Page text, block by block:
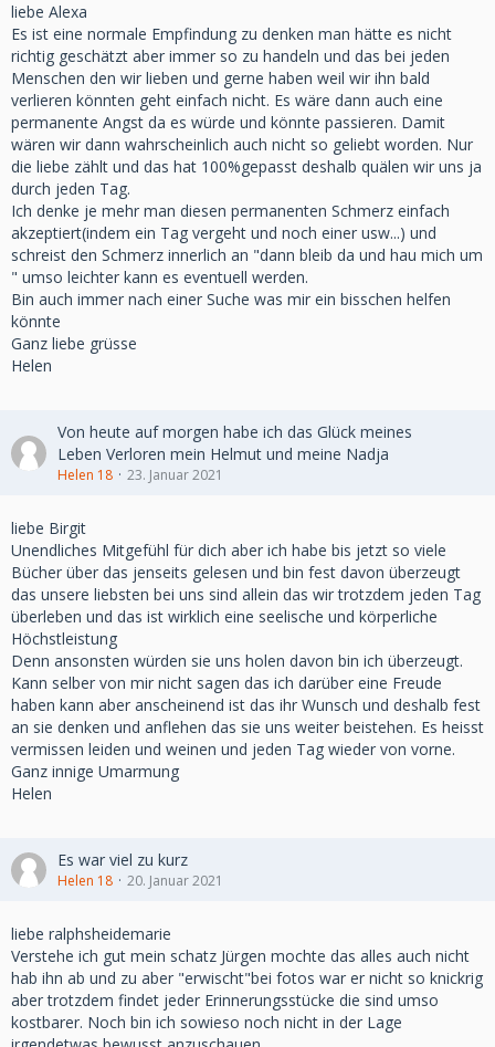
liebe Alexa
Es ist eine normale Empfindung zu denken man hätte es nicht
richtig geschätzt aber immer so zu handeln und das bei jeden
Menschen den wir lieben und gerne haben weil wir ihn bald
verlieren könnten geht einfach nicht. Es wäre dann auch eine
permanente Angst da es würde und könnte passieren. Damit
wären wir dann wahrscheinlich auch nicht so geliebt worden. Nur
die liebe zählt und das hat 100%gepasst deshalb quälen wir uns ja
durch jeden Tag.
Ich denke je mehr man diesen permanenten Schmerz einfach
akzeptiert(indem ein Tag vergeht und noch einer usw...) und
schreist den Schmerz innerlich an "dann bleib da und hau mich um
" umso leichter kann es eventuell werden.
Bin auch immer nach einer Suche was mir ein bisschen helfen
könnte
Ganz liebe grüsse
Helen
Von heute auf morgen habe ich das Glück meines
Leben Verloren mein Helmut und meine Nadja
Helen 18 23. Januar 2021
liebe Birgit
Unendliches Mitgefühl für dich aber ich habe bis jetzt so viele
Bücher über das jenseits gelesen und bin fest davon überzeugt
das unsere liebsten bei uns sind allein das wir trotzdem jeden Tag
überleben und das ist wirklich eine seelische und körperliche
Höchstleistung
Denn ansonsten würden sie uns holen davon bin ich überzeugt.
Kann selber von mir nicht sagen das ich darüber eine Freude
haben kann aber anscheinend ist das ihr Wunsch und deshalb fest
an sie denken und anflehen das sie uns weiter beistehen. Es heisst
vermissen leiden und weinen und jeden Tag wieder von vorne.
Ganz innige Umarmung
Helen
Es war viel zu kurz
Helen 18 20. Januar 2021
liebe ralphsheidemarie
Verstehe ich gut mein schatz Jürgen mochte das alles auch nicht
hab ihn ab und zu aber "erwischt"bei fotos war er nicht so knickrig
aber trotzdem findet jeder Erinnerungsstücke die sind umso
kostbarer. Noch bin ich sowieso noch nicht in der Lage